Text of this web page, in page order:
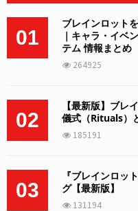
01
ブレインロット
｜キャラ・イベ
テム 情報まとめ
264925
02
【最新版】ブレ
儀式（Rituals）
185191
03
『ブレインロッ
グ【最新版】
131194